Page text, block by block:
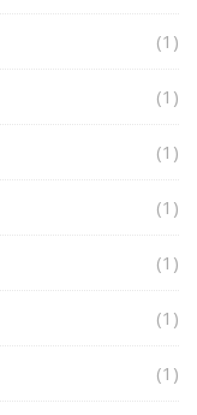
(1)
(1)
(1)
(1)
(1)
(1)
(1)